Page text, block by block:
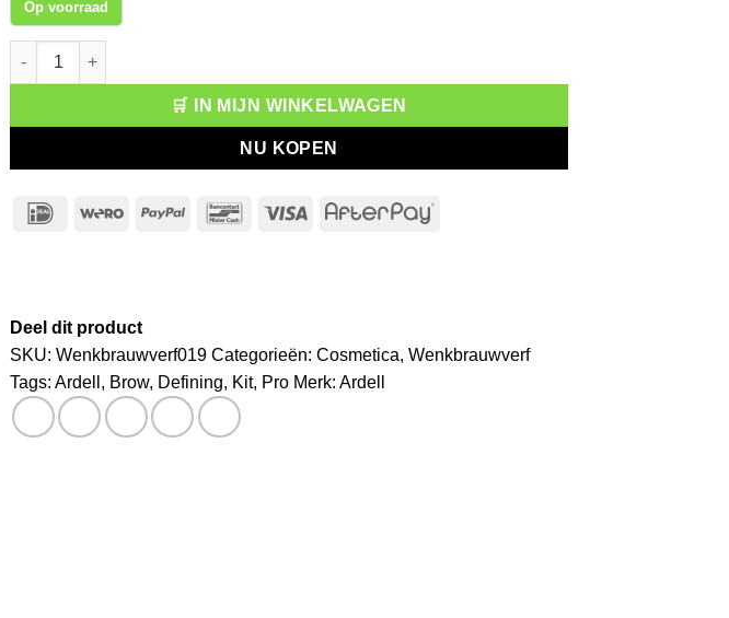
Op voorraad
Ardell Pro Brow Defining Kit aantal
🛒 IN MIJN WINKELWAGEN
NU KOPEN
IDeal Wero PayPal Bancontact
Visa AfterPay
Deel dit product
SKU: Wenkbrauwverf019 Categorieën: Cosmetica, Wenkbrauwverf
Tags: Ardell , Brow, Defining, Kit, Pro Merk: Ardell